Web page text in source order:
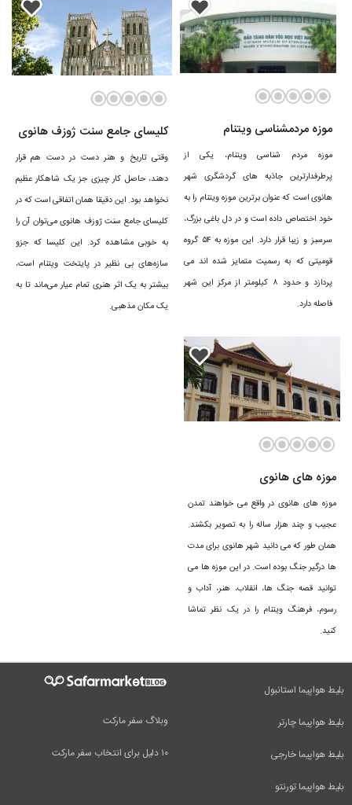
موزه مردمشناسی ویتنام
موزه مردم شناسی ویتنام، یکی از
پرطرفدارترین جاذبه های گردشگری شهر
هانوی است که عنوان برترین موزه ویتنام را به
خود اختصاص داده است و در دل باغی بزرگ،
سرسبز و زیبا قرار دارد. این موزه به ۵۴ گروه
قومیتی که به رسمیت متمایز شده‌ اند می‌
پردازد و حدود ۸ کیلومتر از مرکز این شهر
فاصله دارد.
کلیسای جامع سنت ژوزف هانوی
وقتی تاریخ و هنر دست در دست هم قرار
دهند، حاصل کار چیزی جز یک شاهکار عظیم
نخواهد بود. این دقیقا همان اتفاقی است که در
کلیسای جامع سنت ژوزف هانوی می‌توان آن را
به خوبی مشاهده کرد. این کلیسا که جزو
سازه‌های بی نظیر در پایتخت ویتنام است،
بیشتر به یک اثر هنری تمام عیار می‌ماند تا به
یک مکان مذهبی.
موزه های هانوی
موزه های هانوی در واقع می خواهند تمدن
عجیب و چند هزار ساله را به تصویر بکشند.
همان طور که می دانید شهر هانوی برای مدت
ها درگیر جنگ بوده است. در این موزه ها می
توانید قصه‌ جنگ ‌ها، انقلاب، هنر، آداب و
رسوم، فرهنگ ویتنام را در یک نظر تماشا
کنید.
وبلاگ سفر مارکت
۱۰ دلیل برای انتخاب سفر مارکت
بلیط هواپیما استانبول
بلیط هواپیما چارتر
بلیط هواپیما خارجی
بلیط هواپیما تورنتو